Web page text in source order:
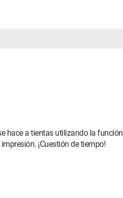
hace a tientas utilizando la función
¡Cuestión de tiempo!